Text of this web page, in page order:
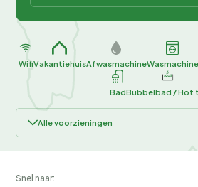
WifiVakantiehuisAfwasmachineWasmachine
BadBubbelbad / Hot
Alle voorzieningen
Snel naar: